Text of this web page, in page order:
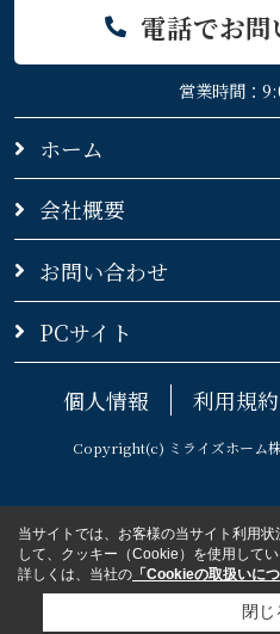
電話でお問
営業時間：
ホーム
会社概要
お問い合わせ
PCサイト
個人情報 利用規約
Copyright(c) ミライズホーム
当サイトでは、お客様の当サイト利用
して、クッキー（Cookie）を使用してい
詳しくは、当社の 「Cookieの取扱いにつ
閉じ